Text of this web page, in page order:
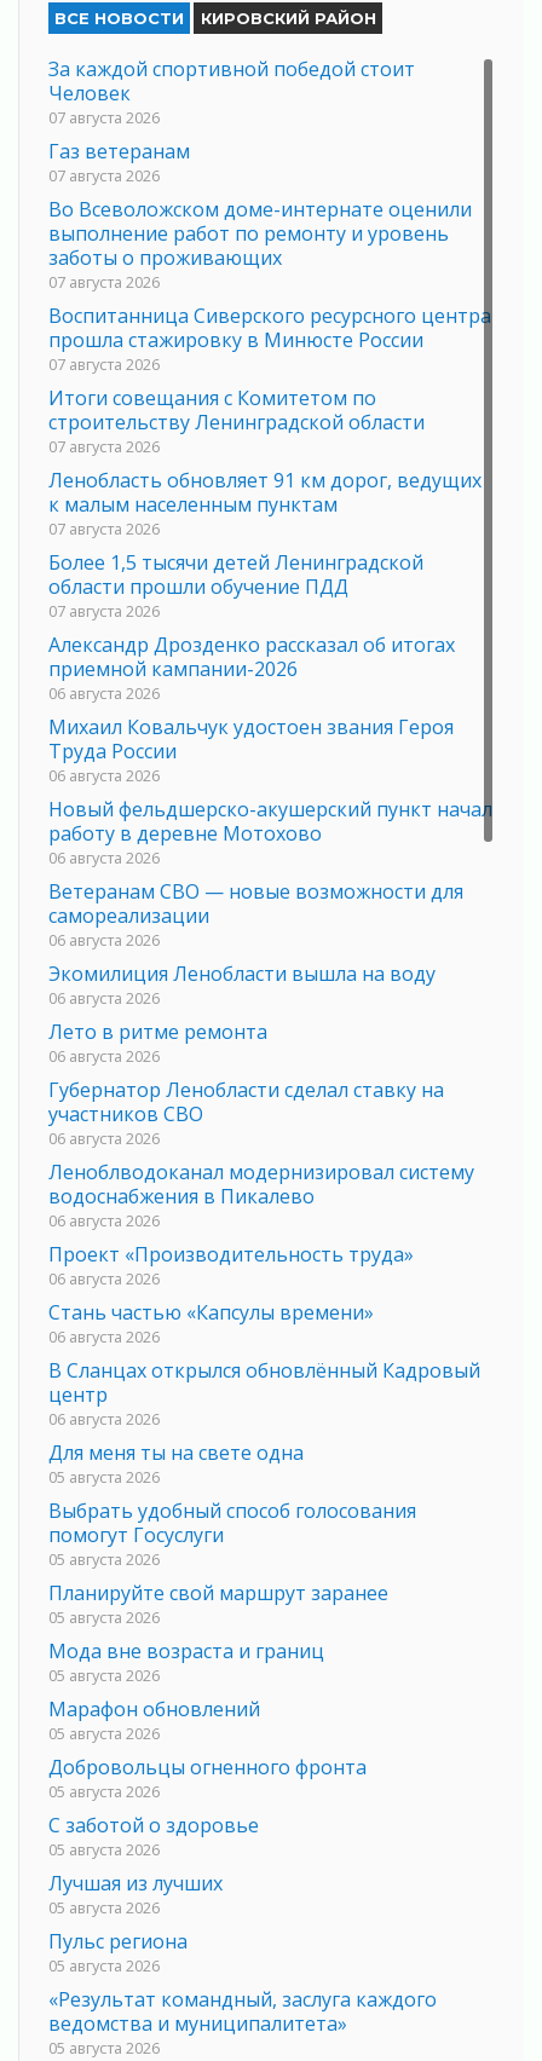
ВСЕ НОВОСТИ КИРОВСКИЙ РАЙОН
За каждой спортивной победой стоит
Человек
07 августа 2026
Газ ветеранам
07 августа 2026
Во Всеволожском доме-интернате оценили
выполнение работ по ремонту и уровень
заботы о проживающих
07 августа 2026
Воспитанница Сиверского ресурсного центра
прошла стажировку в Минюсте России
07 августа 2026
Итоги совещания с Комитетом по
строительству Ленинградской области
07 августа 2026
Ленобласть обновляет 91 км дорог, ведущих
к малым населенным пунктам
07 августа 2026
Более 1,5 тысячи детей Ленинградской
области прошли обучение ПДД
07 августа 2026
Александр Дрозденко рассказал об итогах
приемной кампании-2026
06 августа 2026
Михаил Ковальчук удостоен звания Героя
Труда России
06 августа 2026
Новый фельдшерско-акушерский пункт начал
работу в деревне Мотохово
06 августа 2026
Ветеранам СВО — новые возможности для
самореализации
06 августа 2026
Экомилиция Ленобласти вышла на воду
06 августа 2026
Лето в ритме ремонта
06 августа 2026
Губернатор Ленобласти сделал ставку на
участников СВО
06 августа 2026
Леноблводоканал модернизировал систему
водоснабжения в Пикалево
06 августа 2026
Проект «Производительность труда»
06 августа 2026
Стань частью «Капсулы времени»
06 августа 2026
В Сланцах открылся обновлённый Кадровый
центр
06 августа 2026
Для меня ты на свете одна
05 августа 2026
Выбрать удобный способ голосования
помогут Госуслуги
05 августа 2026
Планируйте свой маршрут заранее
05 августа 2026
Мода вне возраста и границ
05 августа 2026
Марафон обновлений
05 августа 2026
Добровольцы огненного фронта
05 августа 2026
С заботой о здоровье
05 августа 2026
Лучшая из лучших
05 августа 2026
Пульс региона
05 августа 2026
«Результат командный, заслуга каждого
ведомства и муниципалитета»
05 августа 2026